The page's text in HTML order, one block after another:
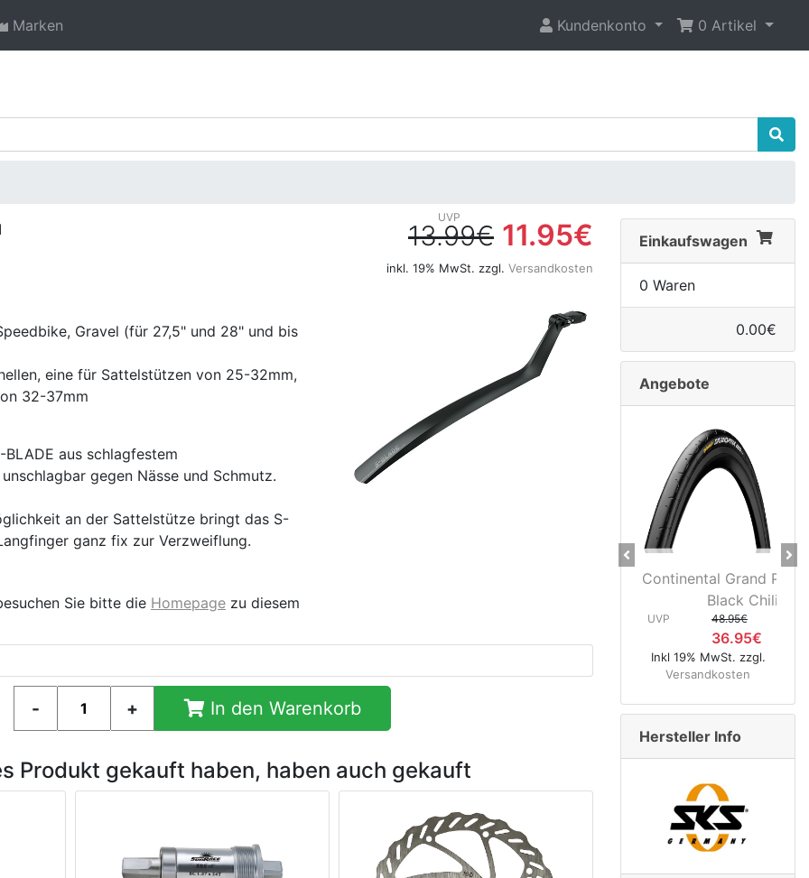
Marken Kundenkonto 0 Artikel
13.99€ 11.95€
inkl. 19% MwSt. zzgl. Versandkosten
Gravel (für 27,5" und 28" und bis
eine für Sattelstützen von 25-32mm,
32-37mm
aus schlagfestem
gegen Nässe und Schmutz.
an der Sattelstütze bringt das S-
ganz fix zur Verzweiflung.
Sie bitte die Homepage zu diesem
In den Warenkorb
Produkt gekauft haben, haben auch gekauft
Einkaufswagen
0 Waren
0.00€
Angebote
Continental Grand Prix
Black Chili...
UVP 48.95€
36.95€
Inkl 19% MwSt. zzgl.
Versandkosten
Previous
Hersteller Info